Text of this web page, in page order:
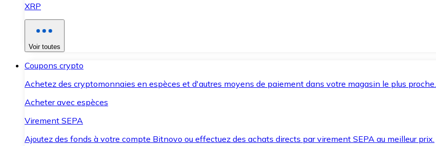
XRP
Voir toutes
Coupons crypto
Achetez des cryptomonnaies en espèces et d'autres moyens de paiement dans votre magasin le plus proche.
Acheter avec espèces
Virement SEPA
Ajoutez des fonds à votre compte Bitnovo ou effectuez des achats directs par virement SEPA au meilleur prix.